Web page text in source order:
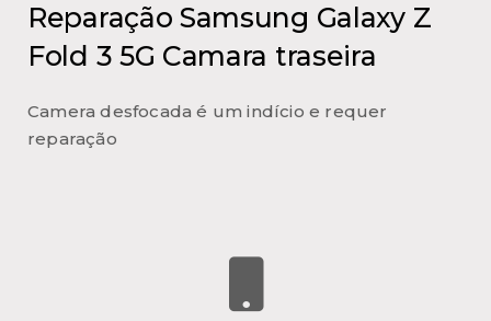
Reparação Samsung Galaxy Z
Fold 3 5G Camara traseira
Camera desfocada é um indício e requer
reparação